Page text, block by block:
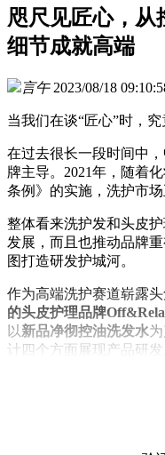
咫尺见匠心，从
细节成就高端
言午 2023/08/18
当我们在谈“匠心”时，
在过去很长一段时间中
牌主导。2021年，随着
条例》的实施，洗护市场
整体看来洗护发和头皮
发展，而且也推动品牌
图打造研发护城河。
作为高端洗护赛道崭露
的头皮护理品牌
以新品净彻控油洗发水
计四个方面展现产品研